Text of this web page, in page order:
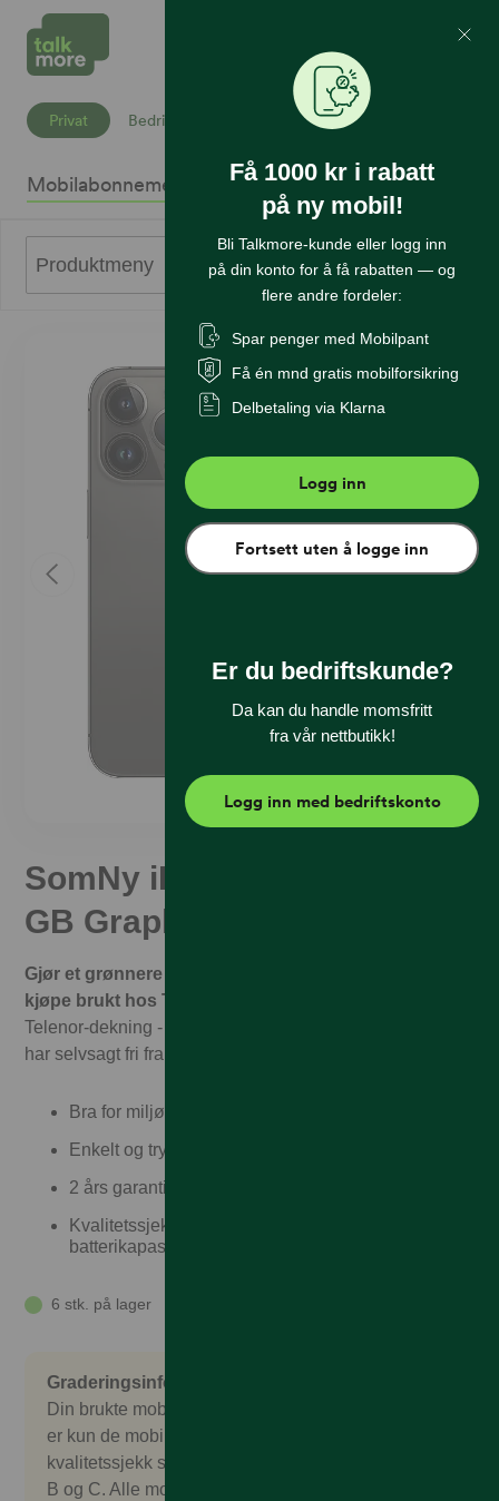
Mine Sider
Privat Bedrift
Mobilabonnement Mobiltelefoner InternettSikkerhet
Produktmeny
SomNy iPhone 13 Pro 256
GB Graphite (C)
Gjør et grønnere valg og spar penger. Det er trygt å
kjøpe brukt hos Talkmore!
Telenor-dekning - til Talkmorepriser, ingen binding, og vi
har selvsagt fri frakt og rask levering
Bra for miljøet
Enkelt og trygt
2 års garanti og 30 dagers angrerett
Kvalitetssjekket, garantert over 80%
batterikapasitet
6 stk. på lager
Graderingsinformasjon
Din brukte mobil er nøye sjekket og kontrollert. Det
er kun de mobilene som består en omfattende
kvalitetssjekk som godkjennes. Vi selger gradering
B og C. Alle mobilene kommer uten salgspakke,
Få 1000 kr i rabatt
på ny mobil!
Bli Talkmore-kunde eller logg inn
på din konto for å få rabatten — og
flere andre fordeler:
Spar penger med Mobilpant
Få én mnd gratis mobilforsikring
Delbetaling via Klarna
Logg inn
Fortsett uten å logge inn
Er du bedriftskunde?
Da kan du handle momsfritt
fra vår nettbutikk!
Logg inn med bedriftskonto